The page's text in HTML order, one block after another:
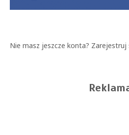
Nie masz jeszcze konta? Zarejestruj